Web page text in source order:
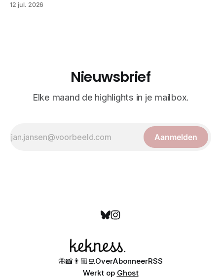
bekend om verfijnde technieken en bijna driedimensionale
12 jul. 2026
Nieuwsbrief
Elke maand de highlights in je mailbox.
Aanmelden
🦋📸👨🏼‍💻OverAbonneerRSS
Werkt op Ghost